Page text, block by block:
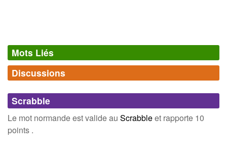
Mots Liés
Synonymes(8)
Mots avec la même signification
roue
ruse
madré
Discussions
Connectez-vous inscrivez-vous
Scrabble
Le mot normande est valide au Scrabbleet rapporte 10
points .